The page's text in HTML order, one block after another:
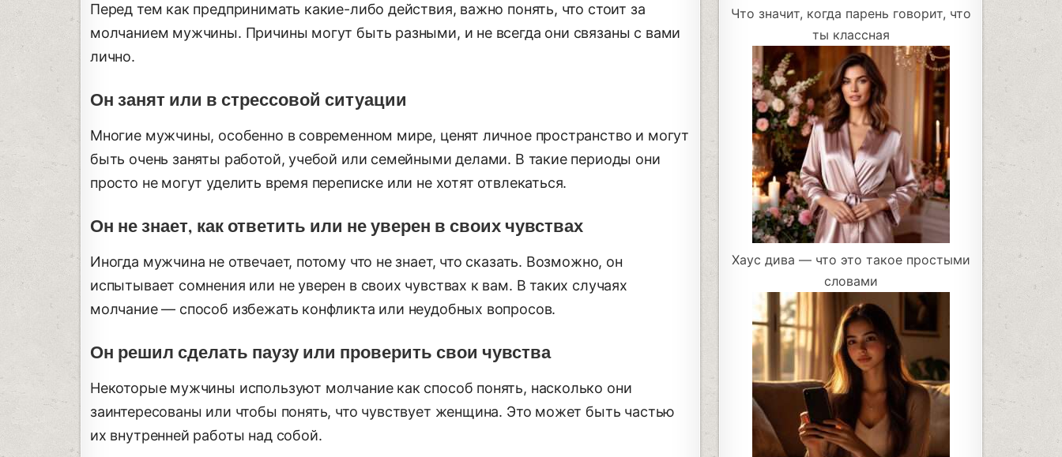
Перед тем как предпринимать какие-либо действия, важно понять, что стоит за
молчанием мужчины. Причины могут быть разными, и не всегда они связаны с вами
лично.
Он занят или в стрессовой ситуации
Многие мужчины, особенно в современном мире, ценят личное пространство и могут
быть очень заняты работой, учебой или семейными делами. В такие периоды они
просто не могут уделить время переписке или не хотят отвлекаться.
Он не знает, как ответить или не уверен в своих чувствах
Иногда мужчина не отвечает, потому что не знает, что сказать. Возможно, он
испытывает сомнения или не уверен в своих чувствах к вам. В таких случаях
молчание — способ избежать конфликта или неудобных вопросов.
Он решил сделать паузу или проверить свои чувства
Некоторые мужчины используют молчание как способ понять, насколько они
заинтересованы или чтобы понять, что чувствует женщина. Это может быть частью
их внутренней работы над собой.
Что значит, когда парень говорит, что
ты классная
Хаус дива — что это такое простыми
словами